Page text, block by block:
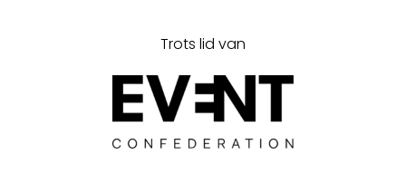
Trots lid van